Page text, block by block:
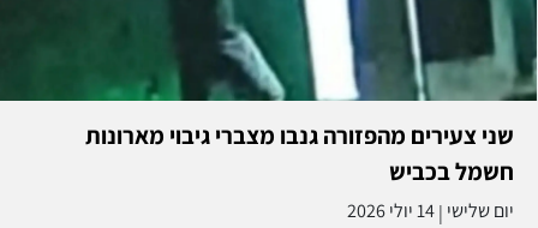
שני צעירים מהפזורה גנבו מצברי גיבוי מארונות
חשמל בכביש
יום שלישי |14 יולי 2026